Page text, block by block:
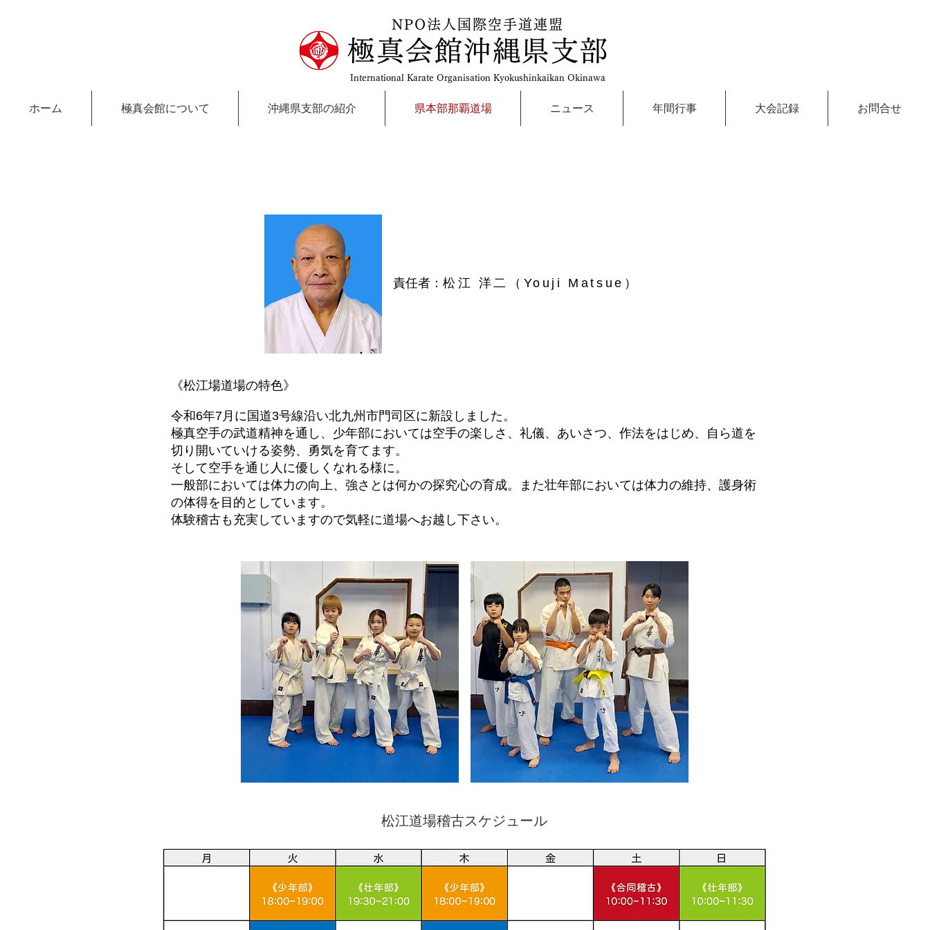
NPO法人国際空手道連盟
極真会館沖縄県支部
International Karate Organisation Kyokushinkaikan Okinawa
ホーム 極真会館について 沖縄県支部の紹介 県本部那覇道場 ニュース 年間行事 大会記録 お問合せ
責任者： 松江 洋二（Youji Matsue）
《松江場道場の特色》
令和6年7月に国道3号線沿い北九州市門司区に新設しました。
極真空手の武道精神を通し、少年部においては空手の楽しさ、礼儀、あいさつ、作法をはじめ、自ら道を
切り開いていける姿勢、勇気を育てます。
そして空手を通じ人に優しくなれる様に。
一般部においては体力の向上、強さとは何かの探究心の育成。また壮年部においては体力の維持、護身術
の体得を目的としています。
体験稽古も充実していますので気軽に道場へお越し下さい。
松江道場稽古スケジュール